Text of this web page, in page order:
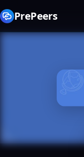
PrePeers